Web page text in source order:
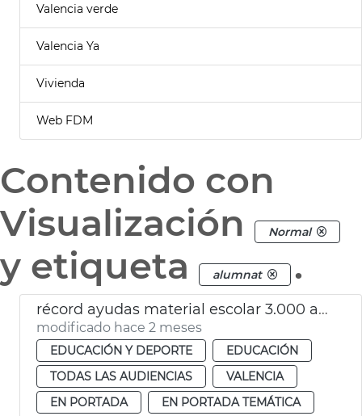
Valencia verde
Valencia Ya
Vivienda
Web FDM
Contenido con
Visualización
Normal
y etiqueta alumnat .
récord ayudas material escolar 3.000 alumnos València
modificado hace 2 meses
EDUCACIÓN Y DEPORTE
EDUCACIÓN
TODAS LAS AUDIENCIAS
VALENCIA
EN PORTADA
EN PORTADA TEMÁTICA